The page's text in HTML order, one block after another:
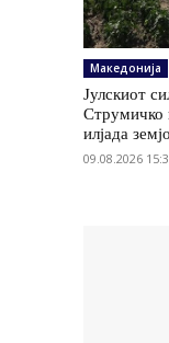
Македонија
Јулскиот
Струмичко
илјада
09.08.2026